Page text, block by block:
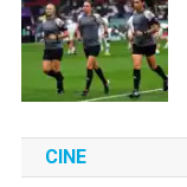
CINE